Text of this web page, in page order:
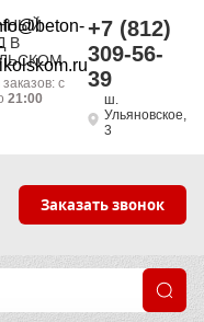
В
с
21:00
+7 (812)
309-56-
39
ш.
Ульяновское,
3
Заказать звонок